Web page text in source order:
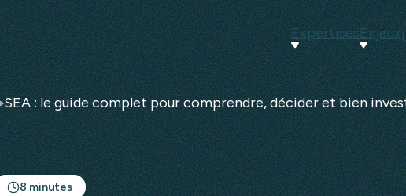
ExpertisesEnjeux
SEA : le guide complet pour comprendre, décider et bien
8 minutes